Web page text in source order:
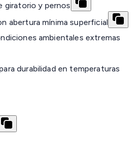
giratorio y pernos
abertura mínima superficial
ambientales extremas
durabilidad en temperaturas